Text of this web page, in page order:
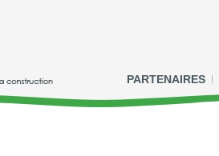
PARTENAIRES